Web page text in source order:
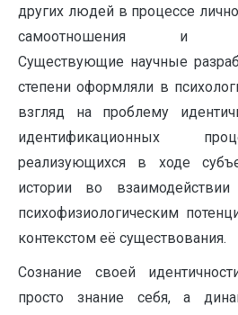
других людей в процессе
самоотношения и
Существующие научные
степени оформляли в
взгляд на проблему
идентификационных
реализующихся в ходе
истории во
психофизиологическим
контекстом её существования.
Сознание своей
просто знание себя, а